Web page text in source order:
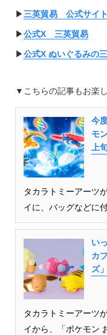
▶︎三英貿易 公式サイト
▶︎公式X 三英貿易
▶︎公式X ぬいぐるみの
▼こちらの記事もお楽
今
モ
上
タカラトミーアーツ
イに、バッグなどに
い
カ
ズ
タカラトミーアーツ
イから、「ポケモン